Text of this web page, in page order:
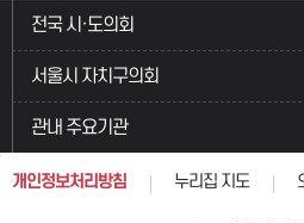
전국 시·도의회
서울시 자치구의회
관내 주요기관
개인정보처리방침 누리집 지도